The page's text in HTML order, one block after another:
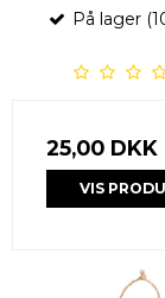
På lager
25,00 DKK
VIS